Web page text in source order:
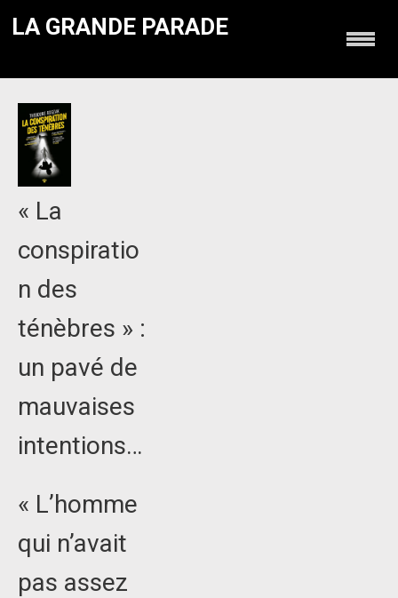
LA GRANDE PARADE
« La
conspiratio
n des
ténèbres » :
un pavé de
mauvaises
intentions…
« L’homme
qui n’avait
pas assez